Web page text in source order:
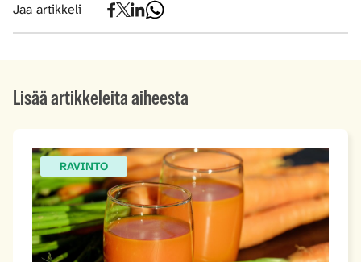
Jaa artikkeli
Lisää artikkeleita aiheesta
RAVINTO